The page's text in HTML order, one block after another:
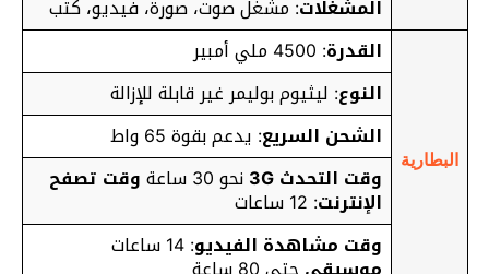
المشغلات: مشغل صوت، صورة، فيديو، كتب
البطارية
القدرة: 4500 ملي أمبير
النوع: ليثيوم بوليمر غير قابلة للإزالة
الشحن السريع: يدعم بقوة 65 واط
وقت التحدث 3G
نحو 30 ساعة وقت تصفح
الإنترنت: 12 ساعات
وقت مشاهدة الفيديو: 14 ساعات